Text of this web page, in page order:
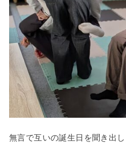
無言で互いの誕生日を聞き出